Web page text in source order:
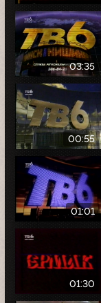
03:35
00:55
01:01
01:30